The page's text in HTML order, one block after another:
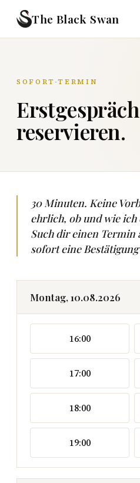
The Black Swan
SOFORT-TERMIN
reservieren.
30 Minuten. Keine
ehrlich, ob und wie
Such dir einen Termin
sofort eine
Montag, 10.08.2026
16:00
17:00
18:00
19:00